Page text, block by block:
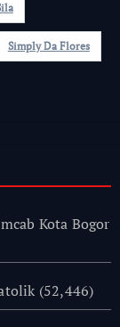
Simply Da Flores
Kota Bogor
(52,446)